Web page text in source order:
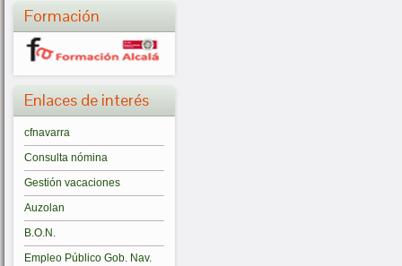
Formación
Enlaces de interés
cfnavarra
Consulta nómina
Gestión vacaciones
Auzolan
B.O.N.
Empleo Público Gob. Nav.